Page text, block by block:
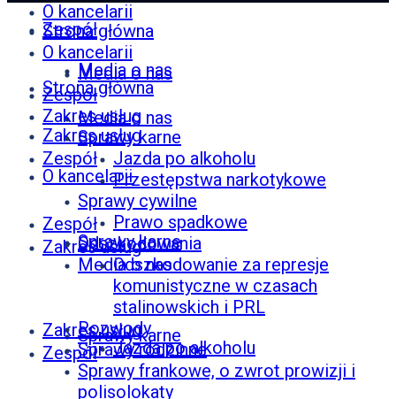
Zespół
Zakres usług
Sprawy karne
Jazda po alkoholu
Media o nas
Zespół
Zakres usług
Sprawy karne
O kancelarii
Media o nas
Zespół
Zakres usług
Strona główna
O kancelarii
Media o nas
Zespół
Strona główna
O kancelarii
Media o nas
Zespół
Zakres usług
Sprawy karne
Jazda po alkoholu
Przestępstwa narkotykowe
Sprawy cywilne
Prawo spadkowe
Odszkodowania
Odszkodowanie za represje
komunistyczne w czasach
stalinowskich i PRL
Rozwody
Sprawy rodzinne
Sprawy frankowe, o zwrot prowizji i
polisolokaty